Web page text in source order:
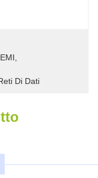
Di Dati